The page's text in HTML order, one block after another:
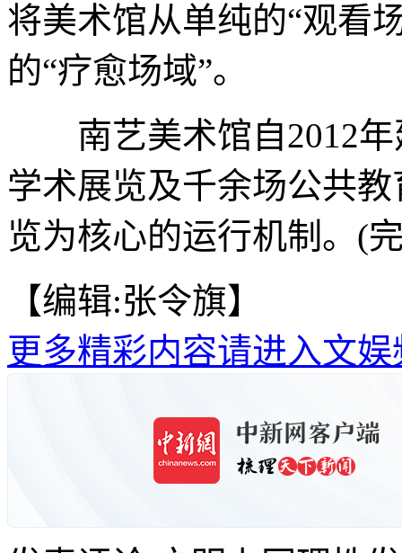
将美术馆从单纯的“观看
的“疗愈场域”。
南艺美术馆自2012年
学术展览及千余场公共
览为核心的运行机制。(
【编辑:张令旗】
更多精彩内容请进入文娱